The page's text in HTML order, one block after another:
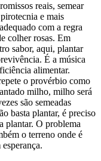
reais, semear
e mais
com a regra
colher rosas. Em
sabor, aqui, plantar
É a música
alimentar.
o provérbio como
milho, milho será
são semeadas
basta plantar, é preciso
plantar. O problema
o terreno onde é